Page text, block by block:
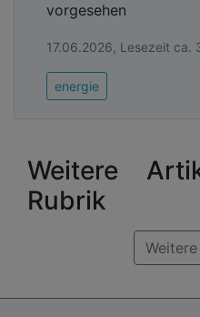
vorgesehen
17.06.2026, Lesezeit ca.
energie
Weitere
Rubrik